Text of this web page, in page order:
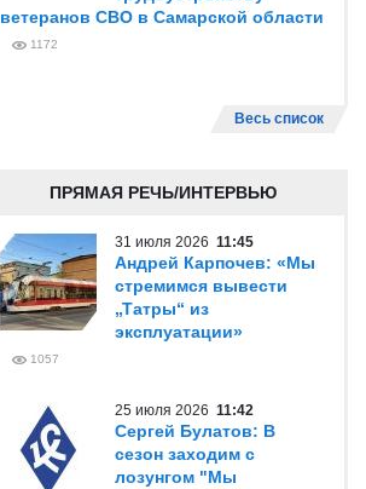
ветеранов СВО в Самарской области
1172
Весь список
ПРЯМАЯ РЕЧЬ/ИНТЕРВЬЮ
31 июля 2026 11:45
Андрей Карпочев: «Мы
стремимся вывести
„Татры“ из
эксплуатации»
1057
25 июля 2026 11:42
Сергей Булатов: В
сезон заходим с
лозунгом "Мы